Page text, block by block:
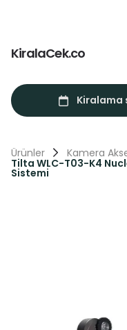
KiralaCek.co
Ürünler Kamera
Tilta WLC-T03-K4
Sistemi